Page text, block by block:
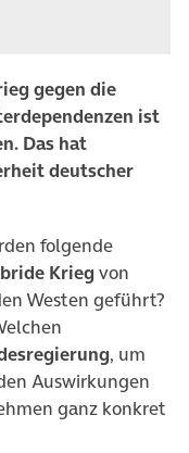
gegen die
ist
Das hat
deutscher
folgende
Krieg von
Westen geführt?
, um
Auswirkungen
ganz konkret